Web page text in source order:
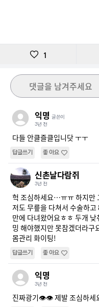
1
댓글을 남겨주세요
익명 글쓴이
3년 전
다들 안클즐클입니닷 ㅜㅜ
답글쓰기 좋아요
신촌날다람쥐
3년 전
헉 조심하세요…ㅠㅠ 하지만
저도 무릎을 다쳐서 수술하
만에 다녀왔어요ㅎㅎ 두개
밍 해야했지만 못참겠더라
몸관리 화이팅!
답글쓰기 좋아요
익명
3년 전
진짜광기👁👁 제발 조심하세